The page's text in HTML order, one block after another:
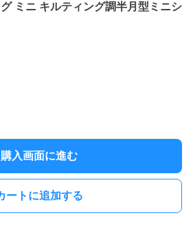
ミニ キルティング調半月型ミニシ
購入画面に進む
ートに追加する